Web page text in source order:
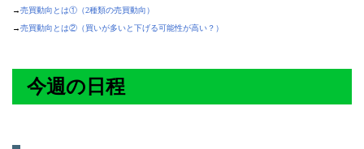
→売買動向とは①（2種類の売買動向）
→売買動向とは②（買いが多いと下げる可能性が高い？）
今週の日程